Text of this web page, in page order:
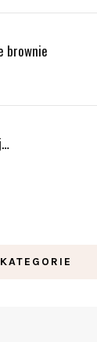
brownie
KATEGORIE